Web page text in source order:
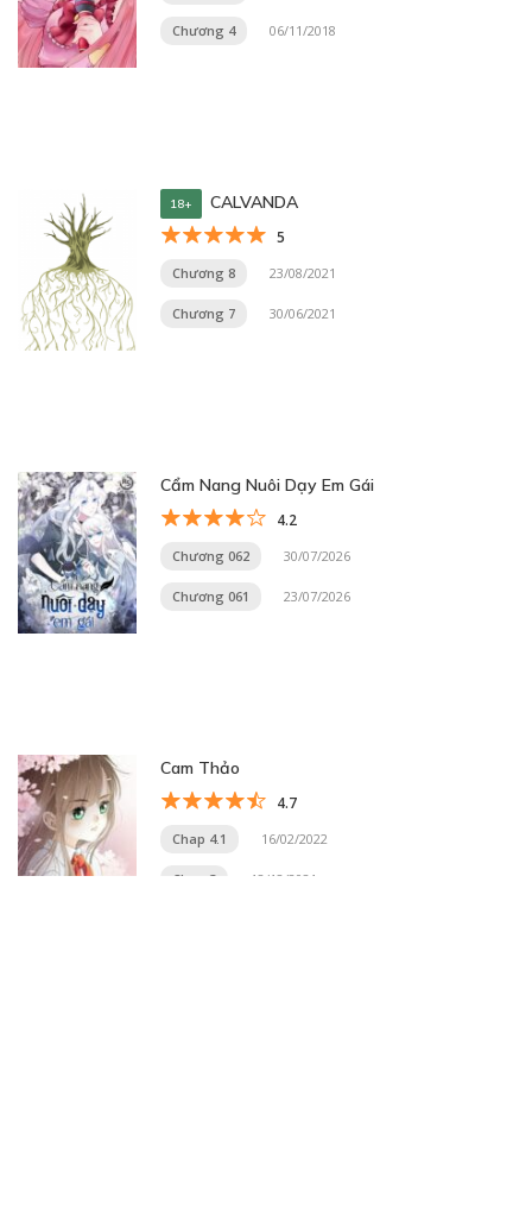
Chương 4 06/11/2018
18+ CALVANDA
5
Chương 8 23/08/2021
Chương 7 30/06/2021
Cẩm Nang Nuôi Dạy Em Gái
4.2
Chương 062 30/07/2026
Chương 061 23/07/2026
Cam Thảo
4.7
Chap 4.1 16/02/2022
Chap 3 12/12/2021